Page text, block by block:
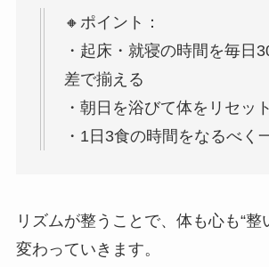
🔸ポイント：
・起床・就寝の時間を毎日
差で揃える
・朝日を浴びて体をリセッ
・1日3食の時間をなるべく
リズムが整うことで、体も心も“整
変わっていきます。